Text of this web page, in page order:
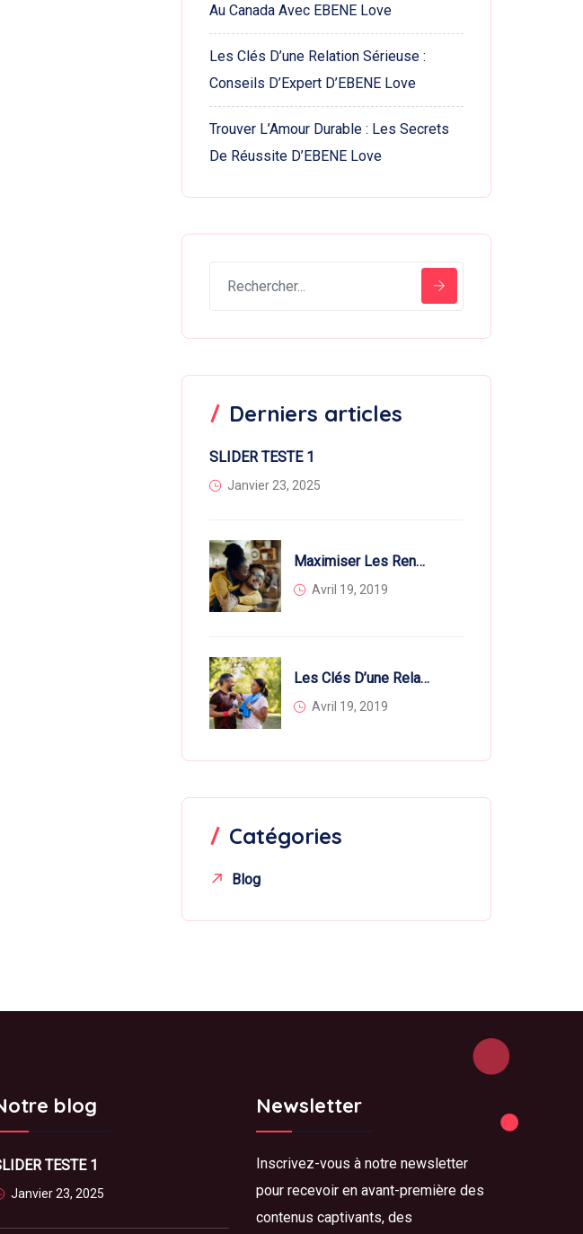
Au Canada Avec EBENE Love
Les Clés D’une Relation Sérieuse :
Conseils D’Expert D’EBENE Love
Trouver L’Amour Durable : Les Secrets
De Réussite D’EBENE Love
Derniers articles
SLIDER TESTE 1
Janvier 23, 2025
Maximiser Les Rencontres Sérieuses Au Canada Avec EBENE Love
Avril 19, 2019
Les Clés D’une Relation Sérieuse : Conseils D’Expert D’EBENE Love
Avril 19, 2019
Catégories
Blog
blog
TESTE 1
Janvier 23, 2025
Newsletter
Inscrivez-vous à notre newsletter
pour recevoir en avant-première des
contenus captivants, des